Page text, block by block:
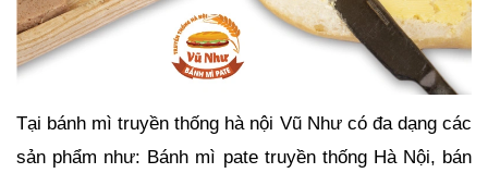
Tại bánh mì truyền thống hà nội Vũ Như có đa dạng các
sản phẩm như: Bánh mì pate truyền thống Hà Nội, bán